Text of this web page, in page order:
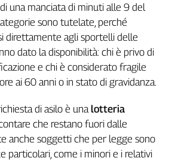
una manciata di minuti alle 9 del
sono tutelate, perché
direttamente agli sportelli delle
dato la disponibilità: chi è privo di
e chi è considerato fragile
ai 60 anni o in stato di gravidanza.
di asilo è unalotteria
che restano fuori dalle
anche soggetti che per legge sono
particolari, come i minori e i relativi